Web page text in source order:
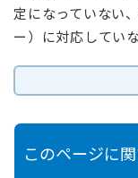
定になっていない
ー）に対応してい
このページに